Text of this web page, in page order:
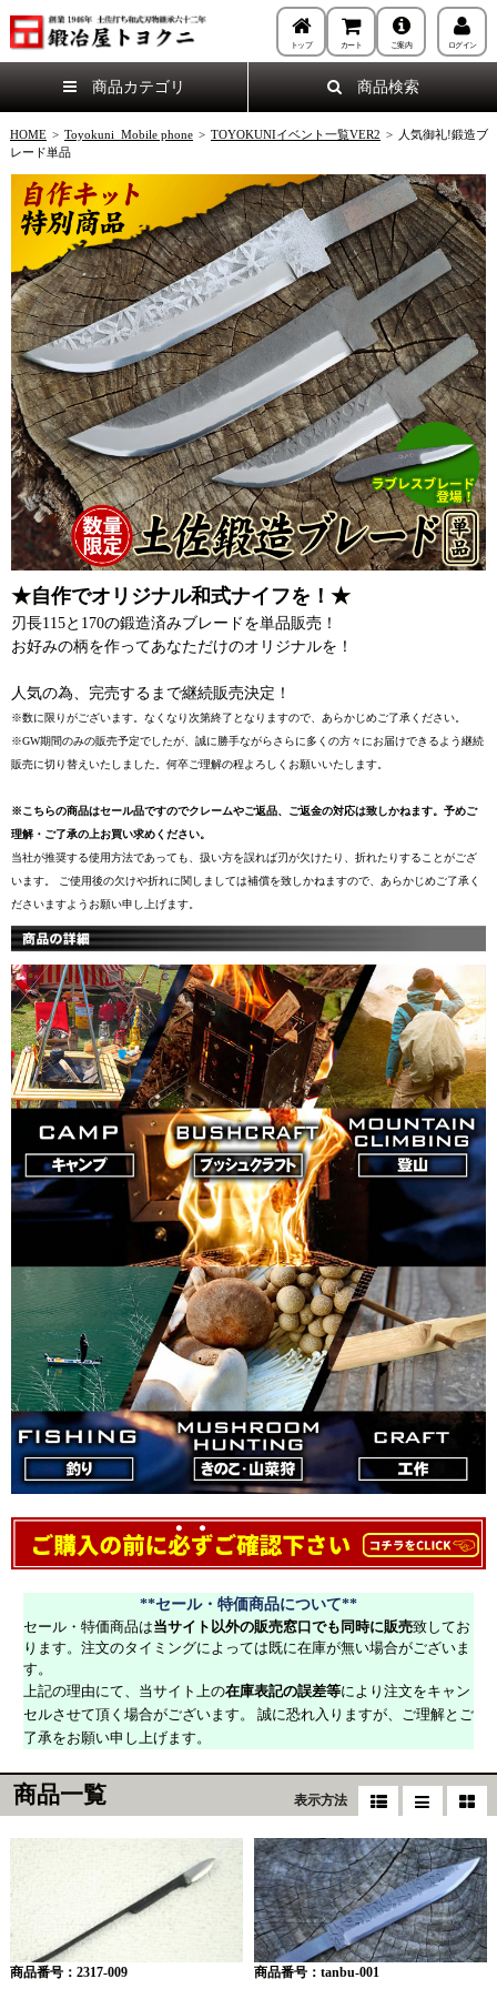
トップ カート ご案内 ログイン
商品カテゴリ 商品検索
HOME > Toyokuni_Mobile phone > TOYOKUNIイベント一覧VER2 >
人気御礼!鍛造ブ
レード単品
★自作でオリジナル和式ナイフを！★
刃長115と170の鍛造済みブレードを単品販売！
お好みの柄を作ってあなただけのオリジナルを！
人気の為、完売するまで継続販売決定！
※数に限りがございます。なくなり次第終了となりますので、あらかじめご了承ください。
※GW期間のみの販売予定でしたが、誠に勝手ながらさらに多くの方々にお届けできるよう継続
販売に切り替えいたしました。何卒ご理解の程よろしくお願いいたします。
※こちらの商品はセール品ですのでクレームやご返品、ご返金の対応は致しかねます。予めご
理解・ご了承の上お買い求めください。
当社が推奨する使用方法であっても、扱い方を誤れば刃が欠けたり、折れたりすることがござ
います。 ご使用後の欠けや折れに関しましては補償を致しかねますので、あらかじめご了承く
ださいますようお願い申し上げます。
**セール・特価商品について**
セール・特価商品は当サイト以外の販売窓口でも同時に販売致してお
ります。注文のタイミングによっては既に在庫が無い場合がございま
す。
上記の理由にて、当サイト上の在庫表記の誤差等により注文をキャン
セルさせて頂く場合がございます。 誠に恐れ入りますが、ご理解とご
了承をお願い申し上げます。
商品一覧 表示方法
商品番号：2317-009 商品番号：tanbu-001